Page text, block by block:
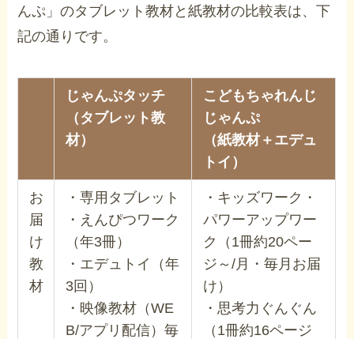
んぷ」のタブレット教材と紙教材の比較表は、下
記の通りです。
じゃんぷタッチ
（タブレット教
材）
こどもちゃれんじ
じゃんぷ
（紙教材＋エデュ
トイ）
お
届
け
教
材
・専用タブレット
・えんぴつワーク
（年3冊）
・エデュトイ（年
3回）
・映像教材（WE
B/アプリ配信）毎
・キッズワーク・
パワーアップワー
ク（1冊約20ペー
ジ～/月・毎月お届
け）
・思考力ぐんぐん
（1冊約16ページ